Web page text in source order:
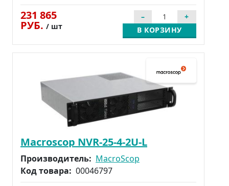
231 865
РУБ. / шт В КОРЗИНУ
Macroscop NVR-25-4-2U-L
Производитель: MacroScop
Код товара: 00046797